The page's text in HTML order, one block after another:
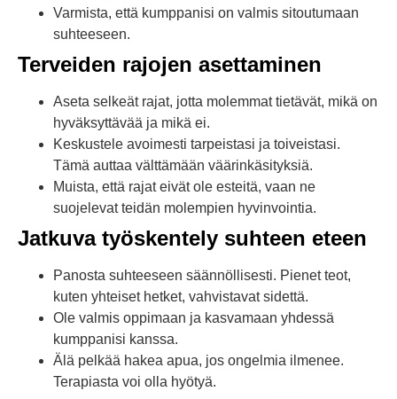
Varmista, että kumppanisi on valmis sitoutumaan
suhteeseen.
Terveiden rajojen asettaminen
Aseta selkeät rajat, jotta molemmat tietävät, mikä on
hyväksyttävää ja mikä ei.
Keskustele avoimesti tarpeistasi ja toiveistasi.
Tämä auttaa välttämään väärinkäsityksiä.
Muista, että rajat eivät ole esteitä, vaan ne
suojelevat teidän molempien hyvinvointia.
Jatkuva työskentely suhteen eteen
Panosta suhteeseen säännöllisesti. Pienet teot,
kuten yhteiset hetket, vahvistavat sidettä.
Ole valmis oppimaan ja kasvamaan yhdessä
kumppanisi kanssa.
Älä pelkää hakea apua, jos ongelmia ilmenee.
Terapiasta voi olla hyötyä.